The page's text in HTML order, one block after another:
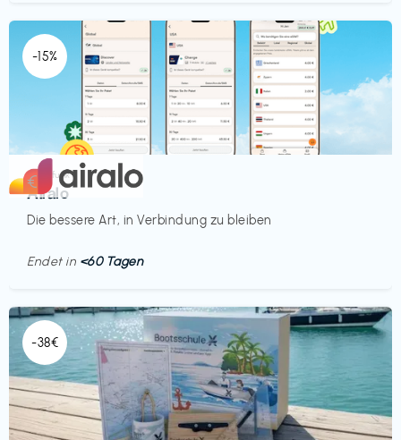
-15%
Mobilfunk
Airalo
Die bessere Art, in Verbindung zu bleiben
€‎
Endet in <60 Tagen
-38€